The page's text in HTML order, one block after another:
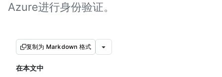
Azure进行身份验证。
复制为 Markdown 格式
在本文中